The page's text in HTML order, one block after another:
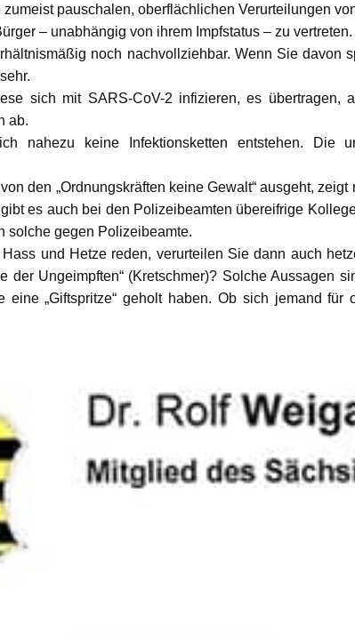
pauschalen, oberflächlichen Verurteilungen
– unabhängig von ihrem Impfstatus – zu vertreten.
noch nachvollziehbar. Wenn Sie davon
sich mit SARS-CoV-2 infizieren, es übertragen,
ab.
nahezu keine Infektionsketten entstehen. Die
den „Ordnungskräften keine Gewalt“ ausgeht,
es auch bei den Polizeibeamten übereifrige
solche gegen Polizeibeamte.
und Hetze reden, verurteilen Sie dann auch
der Ungeimpften“ (Kretschmer)? Solche Aussagen
„Giftspritze“ geholt haben. Ob sich jemand